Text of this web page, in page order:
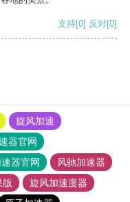
支持[0] 反对[0]
旋风加速
器官网
器官网
风驰加速器
版
旋风加速度器